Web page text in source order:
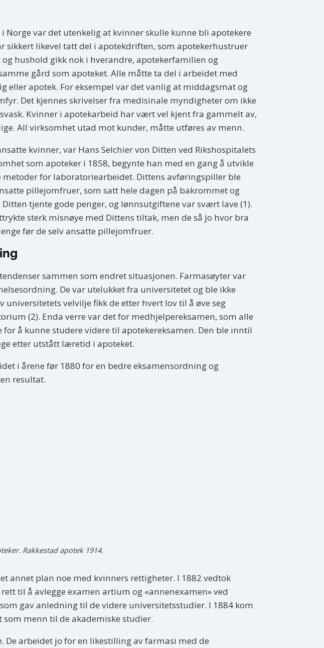
i Norge var det utenkelig at kvinner skulle kunne bli apotekere
sikkert likevel tatt del i apotekdriften, som apotekerhustruer
hushold gikk nok i hverandre, apotekerfamilien og
gård som apoteket. Alle måtte ta del i arbeidet med
eller apotek. For eksempel var det vanlig at middagsmat og
Det kjennes skrivelser fra medisinale myndigheter om ikke
Kvinner i apotekarbeid har vært vel kjent fra gammelt av,
All virksomhet utad mot kunder, måtte utføres av menn.
kvinner, var Hans Selchier von Ditten ved Rikshospitalets
som apoteker i 1858, begynte han med en gang å utvikle
for laboratoriearbeidet. Dittens avføringspiller ble
pillejomfruer, som satt hele dagen på bakrommet og
tjente gode penger, og lønnsutgiftene var svært lave (1).
sterk misnøye med Dittens tiltak, men de så jo hvor bra
før de selv ansatte pillejomfruer.
sammen som endret situasjonen. Farmasøyter var
De var utelukket fra universitetet og ble ikke
universitetets velvilje fikk de etter hvert lov til å øve seg
(2). Enda verre var det for medhjelpereksamen, som alle
å kunne studere videre til apotekereksamen. Den ble inntil
etter utstått læretid i apoteket.
i årene før 1880 for en bedre eksamensordning og
resultat.
Rakkestad apotek 1914.
annet plan noe med kvinners rettigheter. I 1882 vedtok
til å avlegge examen artium og «annenexamen» ved
gav anledning til de videre universitetsstudier. I 1884 kom
menn til de akademiske studier.
De arbeidet jo for en likestilling av farmasi med de